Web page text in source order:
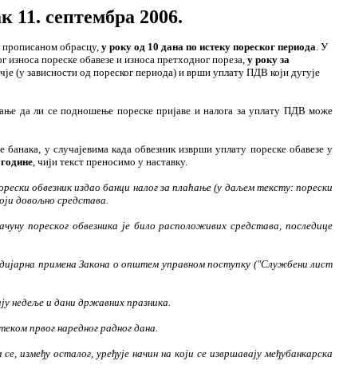
11. септембра 2006.
обрасцу,у року од 10 дана по истеку пореског периода. У
износа пореске обавезе и износа претходног пореза, у року за
(у зависности од пореског периода) и врши уплату ПДВ који дугује
да ли се подношење пореске пријаве и налога за уплату ПДВ може
у случајевима када обвезник изврши уплату пореске обавезе у
, чији текст преносимо у наставку.
обвезник издао банци налог за плаћање (у даљем тексту: порески
довољно средстава.
пореског обвезника је било расположивих средстава, последице
примена Закона о општем управном поступку ("Службени лист
недеље и дани државних празника.
првог наредног радног дана.
осталог, уређује начин на који се извршавају међубанкарска